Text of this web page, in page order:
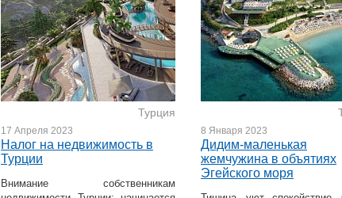
Турция
17 Апреля 2023
Налог на недвижимость в
Турции
Внимание собственникам
8 Января 2023
Дидим-маленькая
жемчужина в объятиях
Эгейского моря